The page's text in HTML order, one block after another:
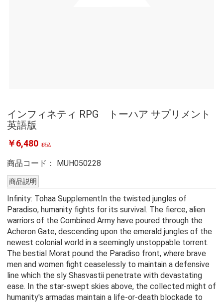
インフィネティ RPG トーハア サプリメント
英語版
￥6,480 税込
商品コード： MUH050228
商品説明
Infinity: Tohaa SupplementIn the twisted jungles of
Paradiso, humanity fights for its survival. The fierce, alien
warriors of the Combined Army have poured through the
Acheron Gate, descending upon the emerald jungles of the
newest colonial world in a seemingly unstoppable torrent.
The bestial Morat pound the Paradiso front, where brave
men and women fight ceaselessly to maintain a defensive
line which the sly Shasvastii penetrate with devastating
ease. In the star-swept skies above, the collected might of
humanity's armadas maintain a life-or-death blockade to